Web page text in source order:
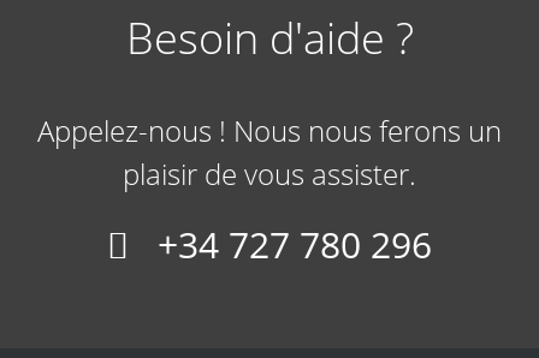
Besoin d'aide ?
Appelez-nous ! Nous nous ferons un
plaisir de vous assister.
+34 727 780 296